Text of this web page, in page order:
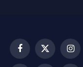
Facebook
X
(Twitter)